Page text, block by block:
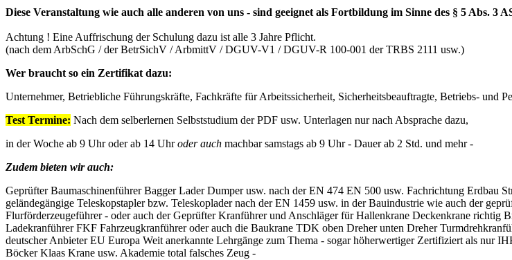
Diese Veranstaltung wie auch alle anderen von uns - sind geeignet als Fortbildung im Sinne des § 5 Abs. 3
Achtung ! Eine Auffrischung der Schulung dazu ist alle 3 Jahre Pflicht.
(nach dem ArbSchG / der BetrSichV / ArbmittV / DGUV-V1 / DGUV-R 100-001 der TRBS 2111 usw.)
Wer braucht so ein Zertifikat dazu:
Unternehmer, Betriebliche Führungskräfte, Fachkräfte für Arbeitssicherheit, Sicherheitsbeauftragte, Betriebs- und
Test Termine: Nach dem selberlernen Selbststudium der PDF usw. Unterlagen nur nach Absprache dazu,
in der Woche ab 9 Uhr oder ab 14 Uhroder auch machbar samstags ab 9 Uhr - Dauer ab 2 Std. und mehr -
Zudem bieten wir auch:
Geprüfter Baumaschinenführer Bagger Lader Dumper usw. nach der EN 474 EN 500 usw. Fachrichtung Erdbau
geländegängige Teleskopstapler bzw. Teleskoplader nach der EN 1459 usw. in der Bauindustrie wie auch der
Flurförderzeugeführer - oder auch der Geprüfter Kranführer und Anschläger für Hallenkrane Deckenkrane
Ladekranführer FKF Fahrzeugkranführer oder auch die Baukrane TDK oben Dreher unten Dreher
deutscher Anbieter EU Europa Weit anerkannte Lehrgänge zum Thema - sogar höherwertiger Zertifiziert als
Böcker Klaas Krane usw. Akademie total falsches Zeug -